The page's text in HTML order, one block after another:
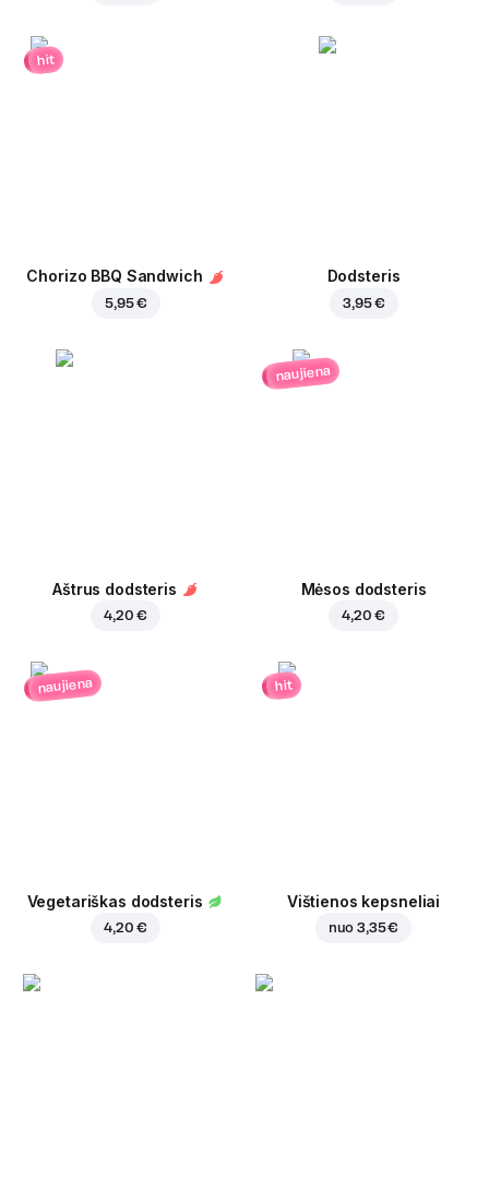
hit
Chorizo BBQ Sandwich
5,95 €
Dodsteris
3,95 €
Aštrus dodsteris
4,20 €
naujiena
Mėsos dodsteris
4,20 €
naujiena
Vegetariškas dodsteris
4,20 €
hit
Vištienos kepsneliai
nuo3,35 €